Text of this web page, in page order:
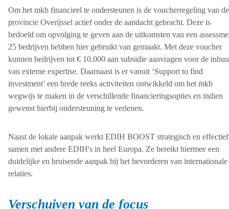
Om het mkb financieel te ondersteunen is de voucherregeling van de
provincie Overijssel actief onder de aandacht gebracht. Deze is
bedoeld om opvolging te geven aan de uitkomsten van een
25 bedrijven hebben hier gebruikt van gemaakt. Met deze voucher
kunnen bedrijven tot € 10.000 aan subsidie aanvragen voor de
van externe expertise. Daarnaast is er vanuit ‘Support to find
investment’ een brede reeks activiteiten ontwikkeld om het mkb
wegwijs te maken in de verschillende financieringsopties en indien
gewenst hierbij ondersteuning te verlenen.
Naast de lokale aanpak werkt EDIH BOOST strategisch en effectief
samen met andere EDIH's in heel Europa. Ze bereikt hiermee een
duidelijke en bruisende aanpak bij het bevorderen van internationale
relaties.
Verschuiven van de focus